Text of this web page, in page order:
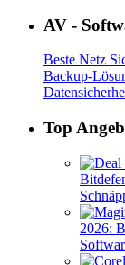
AV -
Beste Netz
Backup-
Top
2026: